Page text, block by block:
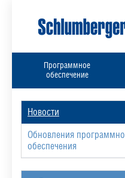
Программное
обеспечение
Новости
Обновления
обеспечения